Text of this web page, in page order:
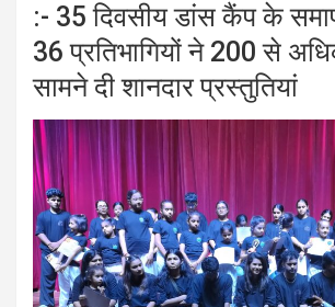
:- 35 दिवसीय डांस कैंप के
36 प्रतिभागियों ने 200 से
सामने दी शानदार प्रस्तुतियां